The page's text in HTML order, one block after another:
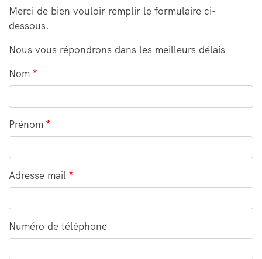
Merci de bien vouloir remplir le formulaire ci-
dessous.
Nous vous répondrons dans les meilleurs délais
Formulaire
Nom
Prénom
Adresse mail
Numéro de téléphone